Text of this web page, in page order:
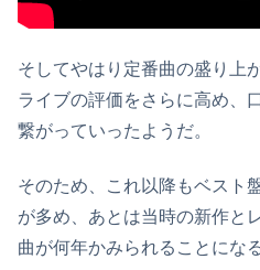
そしてやはり定番曲の盛り上
ライブの評価をさらに高め、
繋がっていったようだ。
そのため、これ以降もベスト
が多め、あとは当時の新作と
曲が何年かみられることになる